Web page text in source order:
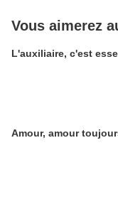
Vous aimerez
L'auxiliaire, c'est
Amour, amour